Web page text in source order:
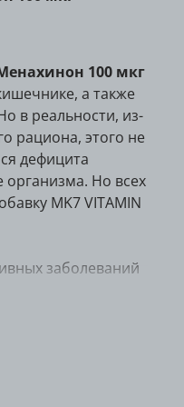
100 мкг
а также
в реальности, из-
рациона, этого не
дефицита
организма. Но всех
MK7 VITAMIN
заболеваний
и фосфора;
инсулина;